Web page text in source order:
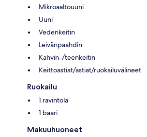
Mikroaaltouuni
Uuni
Vedenkeitin
Leivänpaahdin
Kahvin-/teenkeitin
Keittoastiat/astiat/ruokailuvälineet
Ruokailu
1 ravintola
1 baari
Makuuhuoneet